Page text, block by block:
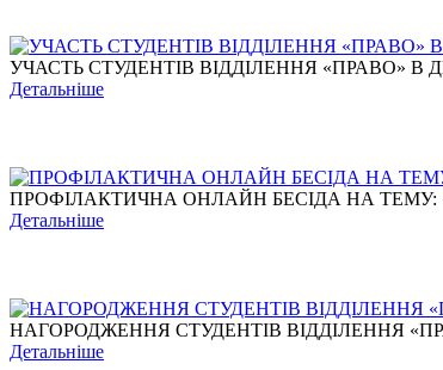
УЧАСТЬ СТУДЕНТІВ ВІДДІЛЕННЯ «ПРАВО» В
Детальніше
ПРОФІЛАКТИЧНА ОНЛАЙН БЕСІДА НА ТЕМУ:
Детальніше
НАГОРОДЖЕННЯ СТУДЕНТІВ ВІДДІЛЕННЯ
Детальніше